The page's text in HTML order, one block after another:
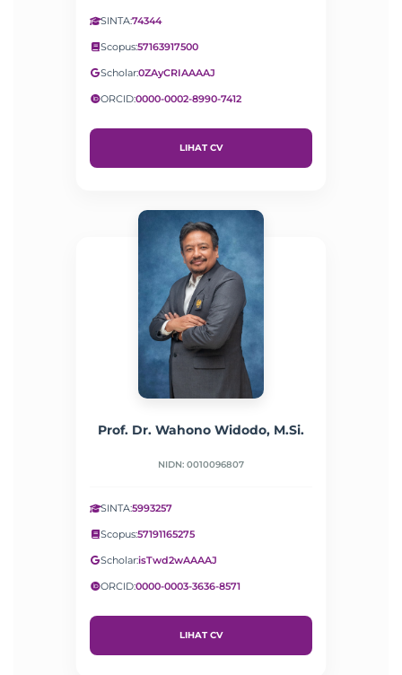
SINTA:74344
Scopus:57163917500
Scholar:0ZAyCRIAAAAJ
ORCID:0000-0002-8990-7412
LIHAT CV
Prof. Dr. Wahono Widodo, M.Si.
NIDN: 0010096807
SINTA:5993257
Scopus:57191165275
Scholar:isTwd2wAAAAJ
ORCID:0000-0003-3636-8571
LIHAT CV